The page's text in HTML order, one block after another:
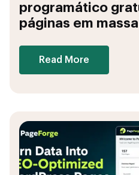
programático
páginas em
Read More